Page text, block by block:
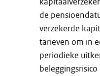
de
verzekerde
tarieven om in
periodieke